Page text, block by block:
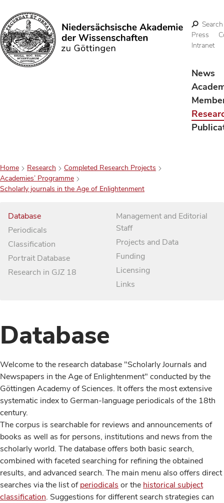
Search
Search
Press
Intranet
News
Home Research
Completed Research Projects
Academies’ Programme
Scholarly journals in the Age of Enlightenment
Database
Periodicals
Classification
Portrait Database
Research in GJZ 18
Management and Editorial
Staff
Projects and Data
Funding
Licensing
Links
Database
Welcome to the research database "Scholarly Journals and
Newspapers in the Age of Enlightenment" conducted by the
Göttingen Academy of Sciences. It offers the most extensive
systematic index to German-language periodicals of the 18th
century.
The corpus is searchable for reviews and announcements of
books as well as for persons, institutions and news from the
scholarly world. The database offers both basic search,
combined with faceted searching for refining the obtained
results, and advanced search. The main menu also offers direct
searches via the list ofperiodicals or the historical subject
classification. Suggestions for different search strategies can